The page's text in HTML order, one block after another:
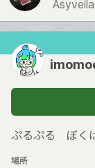
ぷるぷる ぼく
場所